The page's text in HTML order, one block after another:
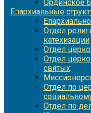
Ординское
Епархиальные
Отдел
катехизации
Отдел
Отдел
святых
Отдел по
Отдел по